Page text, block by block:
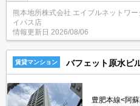
ン☆TVモニターフォン☆浴室換
きで雨の日でも安心♪
熊本地所株式会社 エイブルネットワー
イパス店
情報更新日 2026/08/06
賃貸マンション バフェット原水ビ
豊肥本線<阿